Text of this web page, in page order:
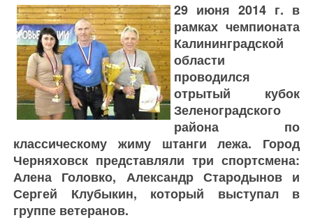
29 июня 2014 г. в
рамках чемпионата
Калининградской
области
проводился
отрытый кубок
Зеленоградского
района по
классическому жиму штанги лежа. Город
Черняховск представляли три спортсмена:
Алена Головко, Александр Стародынов и
Сергей Клубыкин, который выступал в
группе ветеранов.